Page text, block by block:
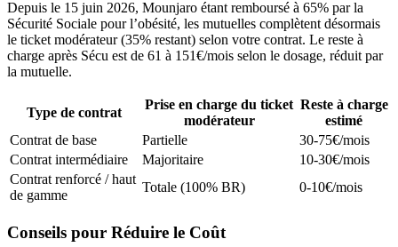
Depuis le 15 juin 2026, Mounjaro étant remboursé à 65% par la
Sécurité Sociale pour l’obésité, les mutuelles complètent désormais
le ticket modérateur (35% restant) selon votre contrat. Le reste à
charge après Sécu est de 61 à 151€/mois selon le dosage, réduit par
la mutuelle.
Type de contrat
Prise en charge du ticket
modérateur
Reste à charge
estimé
Contrat de base
Partielle
30-75€/mois
Contrat intermédiaire
Majoritaire
10-30€/mois
Contrat renforcé / haut
de gamme
Totale (100% BR) 0-10€/mois
Conseils pour Réduire le Coût